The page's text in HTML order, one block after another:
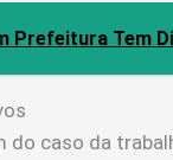
Prefeitura Tem
do caso da